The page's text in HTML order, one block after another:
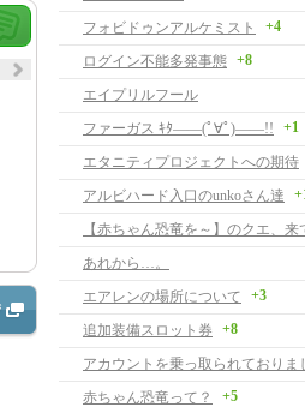
フォビドゥンアルケミスト
+4
ログイン不能多発事態 +8
エイプリルフール
ファーガス ｷﾀ――(ﾟ∀ﾟ)――!!
+1
エタニティプロジェクトへの期待
アルビハード入口のunkoさん達
【赤ちゃん恐竜を～】のクエ、来
あれから…。
エアレンの場所について
+3
追加装備スロット券
+8
アカウントを乗っ取られており
赤ちゃん恐竜って？
+5